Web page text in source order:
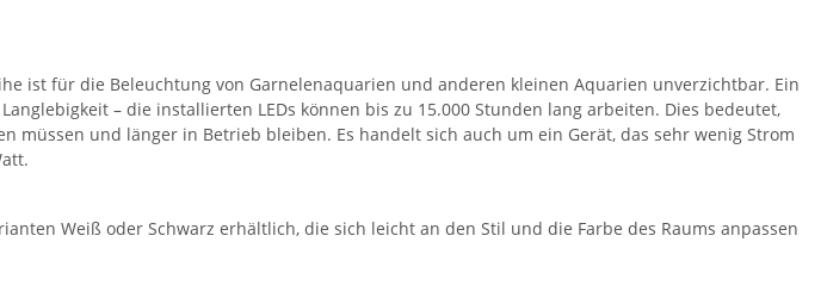
ist für die Beleuchtung von Garnelenaquarien und anderen kleinen Aquarien unverzichtbar. Ein
– die installierten LEDs können bis zu 15.000 Stunden lang arbeiten. Dies bedeutet,
müssen und länger in Betrieb bleiben. Es handelt sich auch um ein Gerät, das sehr wenig Strom
Weiß oder Schwarz erhältlich, die sich leicht an den Stil und die Farbe des Raums anpassen